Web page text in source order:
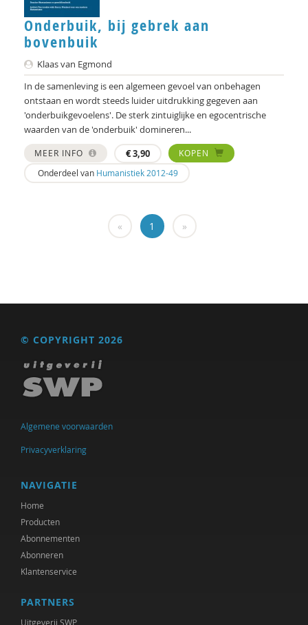
Hans Alma
Carlos Alvarez Pereira
Christa Anbeek
Daan Andriessen
Koen Arts
Jan Baars
Andries Baart
Jan-Hendrik Bakker
Floor Basten
Lisette Bastiaansen
Vivianne Baur
Krijn van Beek
Blanche Beijersbergen van Henegouwen
Adriaan Bekman
Adriaan Bekman (met medewerking van Harry
Kunneman)
Deirdre Beneken genaamd Kolmer
Jessica Benjamin
Onderbuik, bij gebrek aan
bovenbuik
Klaas van Egmond
In de samenleving is een algemeen gevoel van onbehagen
ontstaan en wordt steeds luider uitdrukking gegeven aan
'onderbuikgevoelens'. De sterk zintuiglijke en egocentrische
waarden van de 'onderbuik' domineren...
MEER INFO €3,90
KOPEN
Onderdeel van Humanistiek 2012-49
« 1 »
© COPYRIGHT 2026
Algemene voorwaarden
Privacyverklaring
NAVIGATIE
Home
Producten
Abonnementen
Abonneren
Klantenservice
PARTNERS
Uitgeverij SWP